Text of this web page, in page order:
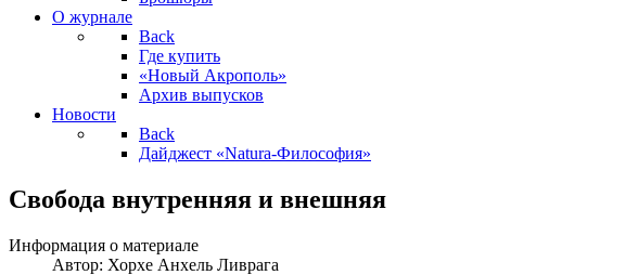
О журнале
Back
Где купить
«Новый Акрополь»
Архив выпусков
Новости
Back
Дайджест «Natura-Философия»
Свобода внутренняя и внешняя
Информация о материале
Автор: Хорхе Анхель Ливрага